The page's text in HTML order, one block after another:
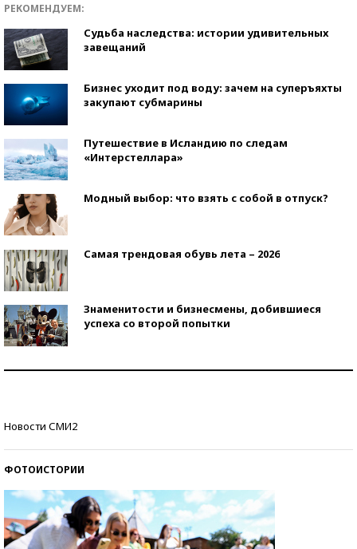
РЕКОМЕНДУЕМ:
Судьба наследства: истории удивительных
завещаний
Бизнес уходит под воду: зачем на суперъяхты
закупают субмарины
Путешествие в Исландию по следам
«Интерстеллара»
Модный выбор: что взять с собой в отпуск?
Самая трендовая обувь лета – 2026
Знаменитости и бизнесмены, добившиеся
успеха со второй попытки
Новости СМИ2
ФОТОИСТОРИИ